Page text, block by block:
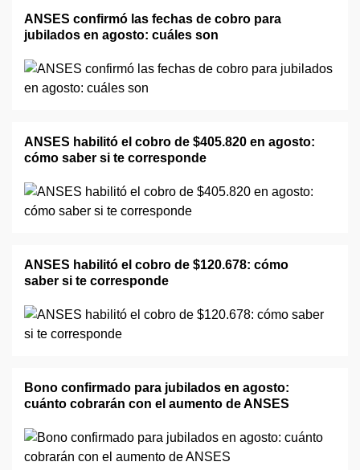
ANSES confirmó las fechas de cobro para
jubilados en agosto: cuáles son
ANSES habilitó el cobro de $405.820 en agosto:
cómo saber si te corresponde
ANSES habilitó el cobro de $120.678: cómo
saber si te corresponde
Bono confirmado para jubilados en agosto:
cuánto cobrarán con el aumento de ANSES